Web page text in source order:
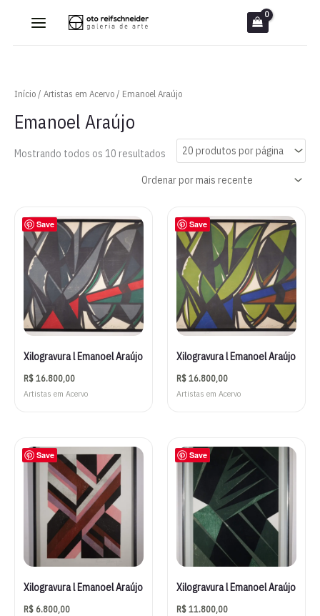
Início/ Artistas em Acervo/ Emanoel Araújo
Emanoel Araújo
Mostrando todos os 10 resultados Classificado
por
recente
Save
Xilogravura l Emanoel Araújo
R$16.800,00
Artistas em Acervo
Save
Xilogravura l Emanoel Araújo
R$16.800,00
Artistas em Acervo
Save
Xilogravura l Emanoel Araújo
R$ 6.800,00
Save
Xilogravura l Emanoel Araújo
R$11.800,00